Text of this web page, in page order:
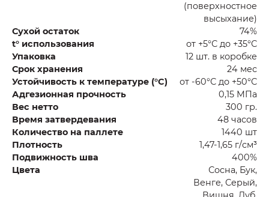
(поверхностное
высыхание)
Сухой остаток
74%
t° использования
от +5°С до +35°С
Упаковка
12 шт. в коробке
Срок хранения
24 мес
Устойчивость к температуре (°C)
от -60°С до +50°С
Адгезионная прочность
0,15 МПа
Вес нетто
300 гр.
Время затвердевания
48 часов
Количество на паллете
1440 шт
Плотность
1,47-1,65 г/см³
Подвижность шва
400%
Цвета
Сосна, Бук,
Венге, Серый,